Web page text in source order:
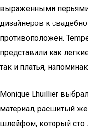
выраженными
дизайнеров к
противоположен.
представили как
так и платья,
Monique Lhuillier
материал, расшитый
шлейфом, который сто